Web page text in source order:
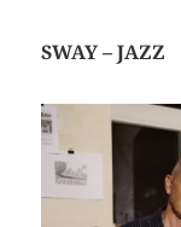
SWAY – JAZZ